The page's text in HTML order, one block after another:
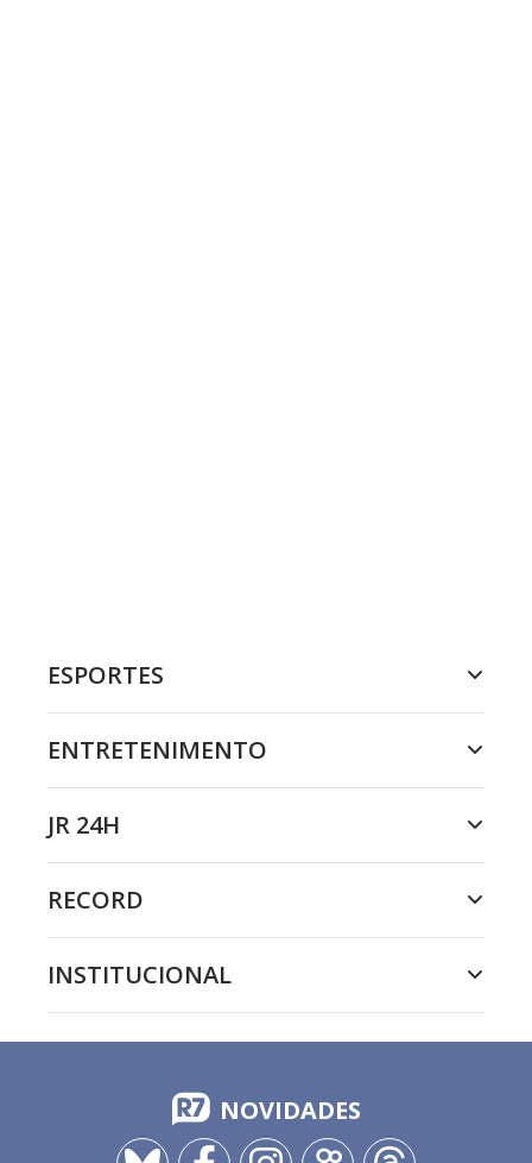
ESPORTES
ENTRETENIMENTO
JR 24H
RECORD
INSTITUCIONAL
NOVIDADES